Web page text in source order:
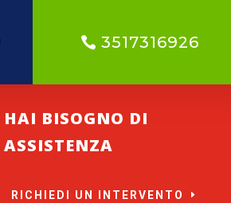
3517316926
HAI BISOGNO DI
ASSISTENZA
RICHIEDI UN INTERVENTO